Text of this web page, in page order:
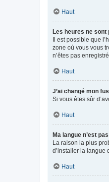
Haut
Les heures ne sont
Il est possible que
zone où vous vous
n’êtes pas
Haut
J’ai changé mon
Si vous êtes sûr
Haut
Ma langue n’est
La raison la plus
d’installer la langue
Haut